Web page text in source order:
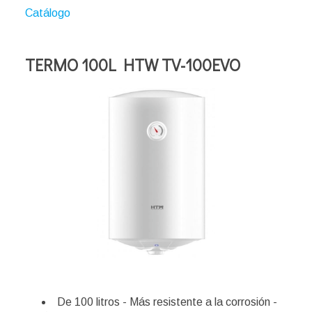
Catálogo
TERMO 100L HTW TV-100EVO
De 100 litros - Más resistente a la corrosión -